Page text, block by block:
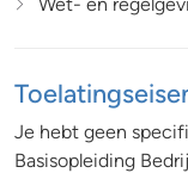
Je hebt geen
Basisopleiding